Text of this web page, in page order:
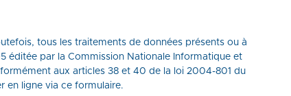
tous les traitements de données présents ou à
éditée par la Commission Nationale Informatique et
aux articles 38 et 40 de la loi 2004-801 du
en ligne via ce formulaire.